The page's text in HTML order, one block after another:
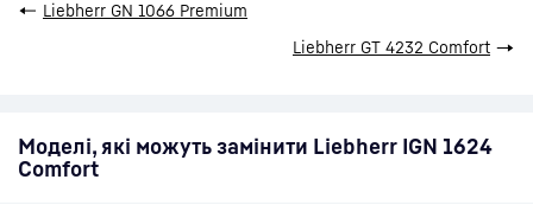
← Liebherr GN 1066 Premium
Liebherr GT 4232 Comfort →
Моделі, які можуть замінити Liebherr IGN 1624
Comfort